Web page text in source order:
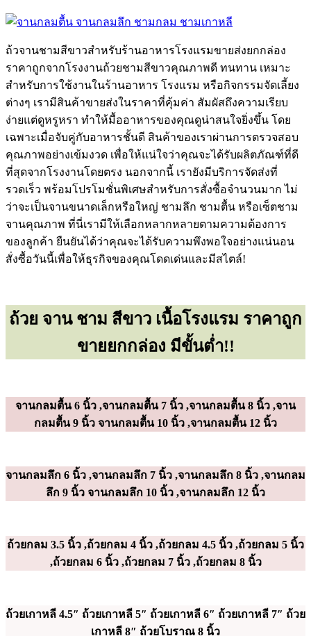
ถ้วจานชามสีขาวสำหรับร้านอาหารโรงแรมขายส่งยกกล่อง
ราคาถูกจากโรงงานถ้วยชามสีขาวคุณภาพดี ทนทาน เหมาะ
สำหรับการใช้งานในร้านอาหาร โรงแรม หรือกิจกรรมจัดเลี้ยง
ต่างๆ เรามีสินค้าขายส่งในราคาที่คุ้มค่า สัมผัสถึงความเรียบ
ง่ายแต่ดูหรูหรา ทำให้มื้ออาหารของคุณดูน่าสนใจยิ่งขึ้น โดย
เฉพาะเมื่อจับคู่กับอาหารชั้นดี สินค้าของเราผ่านการตรวจสอบ
คุณภาพอย่างเข้มงวด เพื่อให้แน่ใจว่าคุณจะได้รับผลิตภัณฑ์ที่ดี
ที่สุดจากโรงงานโดยตรง นอกจากนี้ เรายังมีบริการจัดส่งที่
รวดเร็ว พร้อมโปรโมชั่นพิเศษสำหรับการสั่งซื้อจำนวนมาก ไม่
ว่าจะเป็นจานขนาดเล็กหรือใหญ่ ชามลึก ชามตื้น หรือเซ็ตชาม
จานคุณภาพ ที่นี่เรามีให้เลือกหลากหลายตามความต้องการ
ของลูกค้า ยืนยันได้ว่าคุณจะได้รับความพึงพอใจอย่างแน่นอน
สั่งซื้อวันนี้เพื่อให้ธุรกิจของคุณโดดเด่นและมีสไตล์!
ถ้วย จาน ชาม สีขาว เนื้อโรงแรม ราคาถูก
ขายยกกล่อง มีขั้นต่ำ!!
จานกลมตื้น 6 นิ้ว ,จานกลมตื้น 7 นิ้ว ,จานกลมตื้น 8 นิ้ว ,จาน
กลมตื้น 9 นิ้ว จานกลมตื้น 10 นิ้ว ,จานกลมตื้น 12 นิ้ว
จานกลมลึก 6 นิ้ว ,จานกลมลึก 7 นิ้ว ,จานกลมลึก 8 นิ้ว ,จานกลม
ลึก 9 นิ้ว จานกลมลึก 10 นิ้ว ,จานกลมลึก 12 นิ้ว
ถ้วยกลม 3.5 นิ้ว ,ถ้วยกลม 4 นิ้ว ,ถ้วยกลม 4.5 นิ้ว ,ถ้วยกลม 5 นิ้ว
,ถ้วยกลม 6 นิ้ว ,ถ้วยกลม 7 นิ้ว ,ถ้วยกลม 8 นิ้ว
ถ้วยเกาหลี 4.5″ ถ้วยเกาหลี 5″ ถ้วยเกาหลี 6″ ถ้วยเกาหลี 7″ ถ้วย
เกาหลี 8″ ถ้วยโบราณ 8 นิ้ว